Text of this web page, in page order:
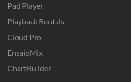
Pad Player
Playback Rentals
Cloud Pro
EnsaioMix
ChartBuilder